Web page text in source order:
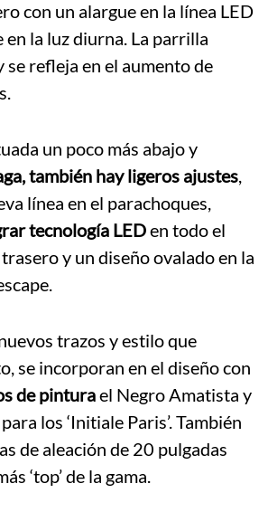
con un alargue en la línea LED
en la luz diurna. La parrilla
se refleja en el aumento de
un poco más abajo y
también hay ligeros ajustes,
línea en el parachoques,
tecnología LEDen todo el
y un diseño ovalado en la
trazos y estilo que
se incorporan en el diseño con
de pinturael Negro Amatista y
los ‘Initiale Paris’. También
de aleación de 20 pulgadas
‘top’ de la gama.